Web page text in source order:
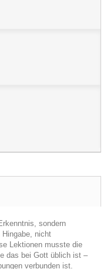
sondern
nicht
Lektionen musste die
das bei Gott üblich ist –
verbunden ist.